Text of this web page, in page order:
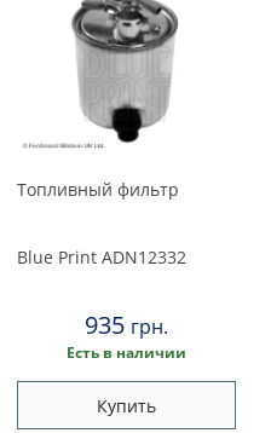
Топливный фильтр
Blue Print ADN12332
935 грн.
Есть в наличии
Купить